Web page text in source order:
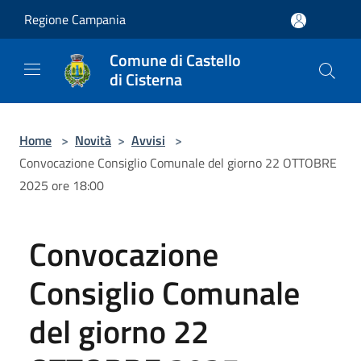
Regione Campania
Comune di Castello
di Cisterna
Home > Novità > Avvisi >
Convocazione Consiglio Comunale del giorno 22 OTTOBRE
2025 ore 18:00
Convocazione
Consiglio Comunale
del giorno 22